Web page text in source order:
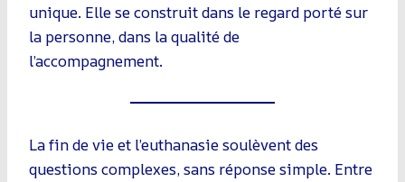
unique. Elle se construit dans le regard porté sur
la personne, dans la qualité de
l’accompagnement.
La fin de vie et l’euthanasie soulèvent des
questions complexes, sans réponse simple. Entre